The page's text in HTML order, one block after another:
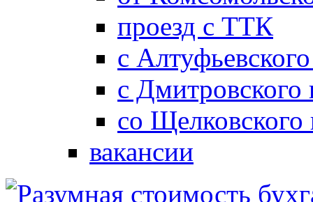
проезд с ТТК
с
с Дмитровского
со Щелковского
вакансии